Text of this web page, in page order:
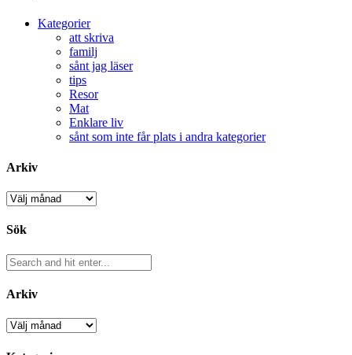
Kategorier
att skriva
familj
sånt jag läser
tips
Resor
Mat
Enklare liv
sånt som inte får plats i andra kategorier
Arkiv
Arkiv
Sök
Arkiv
Arkiv